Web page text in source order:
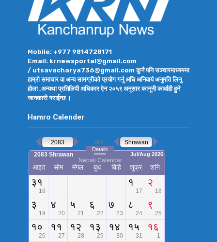
Mobile: +977 9814728171
Email: krnewsportal@gmail.com
/ utsavacharya736@gmail.com कुनै पनि सञ्चारमाध्यममा
हाम्रो समाचार वा अन्य सामग्रीको प्रयोग गर्नु अघि अनिवार्य अनुमति लिनु
होला ,अन्यथा प्रतिलिपी अधिकार ऐन २०५९ अनुसार कानूनी कार्वाही हुने
जानकारी गराईन्छ ।
Hamro Calender